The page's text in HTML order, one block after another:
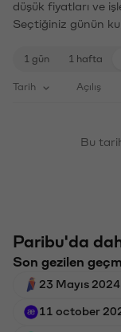
düşük fiyatları ve
Seçtiğiniz günün
1 gün 1 hafta
Tarih Açılış
Bu
Paribu'da
Son gezilen
23 Mayıs
11 october